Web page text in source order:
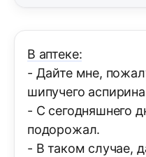
В аптеке:
- Дайте мне,
шипучего
- С сегодняшнего
подорожал.
- В таком случае,